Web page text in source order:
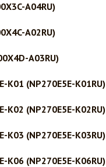
A04RU)
A02RU)
A03RU)
K01 (NP270E5E-K01RU)
K02 (NP270E5E-K02RU)
K03 (NP270E5E-K03RU)
K06 (NP270E5E-K06RU)